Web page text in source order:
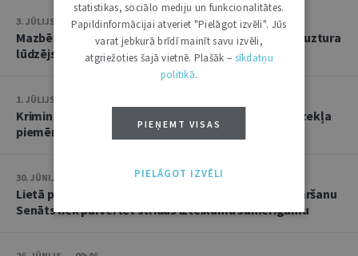
3. JŪLIJS • 14:45
Mazbērniem nav pienākuma uzturēt vecvecākus, ja uztura
lūdzējs nav par viņiem rūpējies
1. JŪLIJS • 17:38
Kriminālsoda un medicīniska rakstura piespiedu līdzekļa
piemērošana savstarpēji viens otru neizslēdz
30. JŪNIJS • 14:58
Lietā par namu pārvaldnieces goda un cieņas aizskaršanu
Senāts liek pārvērtēt strīdus izteikumu samērīgumu
statistikas, sociālo mediju un funkcionalitātes.
Papildinformācijai atveriet "Pielāgot izvēli". Jūs
varat jebkurā brīdī mainīt savu izvēli,
atgriežoties šajā vietnē. Plašāk – sīkdatņu
politikā.
PIEŅEMT VISAS
PIELĀGOT IZVĒLI